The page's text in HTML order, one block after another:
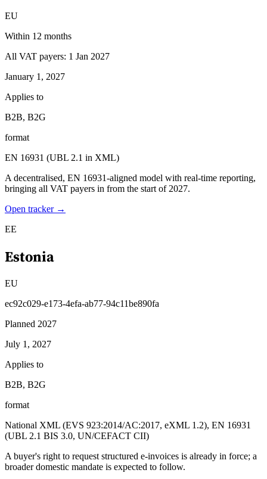
EU
Within 12 months
All VAT payers: 1 Jan 2027
January 1, 2027
Applies to
B2B, B2G
format
EN 16931 (UBL 2.1 in XML)
A decentralised, EN 16931-aligned model with real-time reporting,
bringing all VAT payers in from the start of 2027.
Open tracker →
EE
Estonia
EU
ec92c029-e173-4efa-ab77-94c11be890fa
Planned 2027
July 1, 2027
Applies to
B2B, B2G
format
National XML (EVS 923:2014/AC:2017, eXML 1.2), EN 16931
(UBL 2.1 BIS 3.0, UN/CEFACT CII)
A buyer's right to request structured e-invoices is already in force; a
broader domestic mandate is expected to follow.